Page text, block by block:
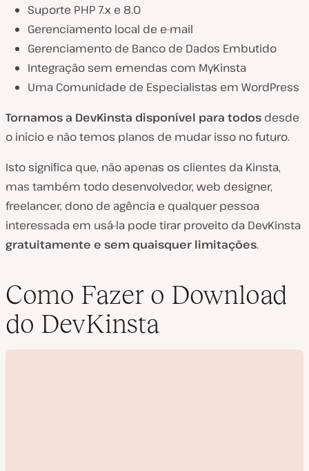
í
d
e
o
Suporte PHP 7.x e 8.0
Gerenciamento local de e-mail
Gerenciamento de Banco de Dados Embutido
Integração sem emendas com MyKinsta
Uma Comunidade de Especialistas em WordPress
Tornamos a DevKinsta disponível para todos desde
o início e não temos planos de mudar isso no futuro.
Isto significa que, não apenas os clientes da Kinsta,
mas também todo desenvolvedor, web designer,
freelancer, dono de agência e qualquer pessoa
interessada em usá-la pode tirar proveito da DevKinsta
gratuitamente e sem quaisquer limitações.
Como Fazer o Download
do DevKinsta